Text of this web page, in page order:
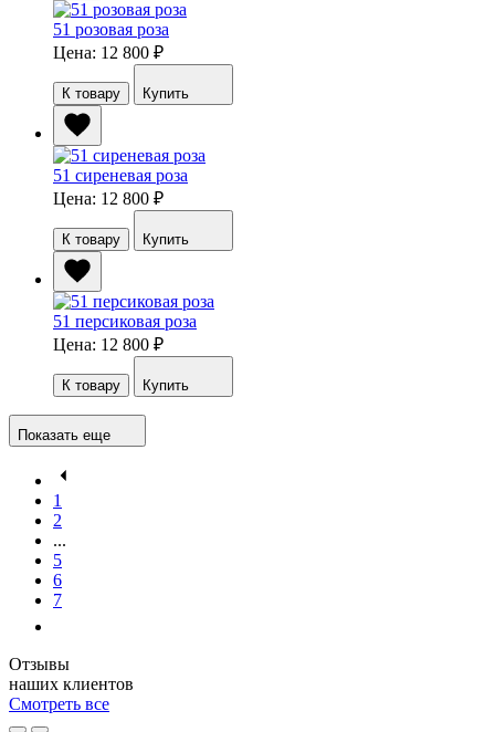
51 розовая роза
Цена: 12 800 ₽
К товару Купить
51 сиреневая роза
Цена: 12 800 ₽
К товару Купить
51 персиковая роза
Цена: 12 800 ₽
К товару Купить
Показать еще
1
2
...
5
6
7
Отзывы
наших клиентов
Смотреть все